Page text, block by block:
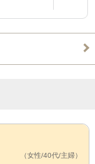
（女性/40代/主婦）